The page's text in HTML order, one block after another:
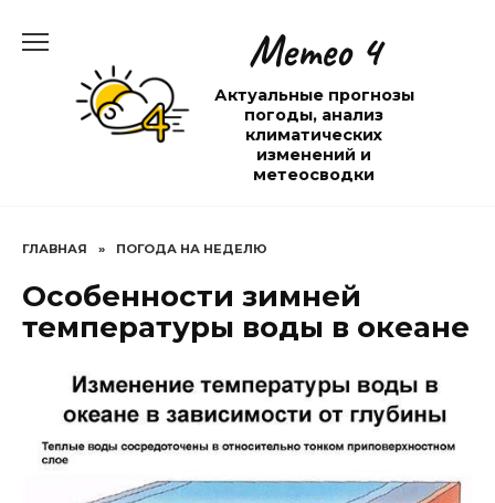
содержанию
Метео 4
Актуальные прогнозы
погоды, анализ
климатических
изменений и
метеосводки
ГЛАВНАЯ » ПОГОДА НА НЕДЕЛЮ
Особенности зимней
температуры воды в океане